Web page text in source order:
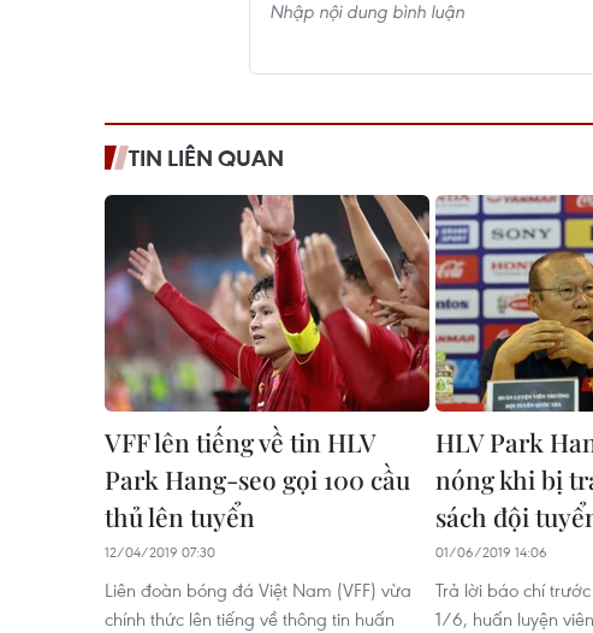
TIN LIÊN QUAN
VFF lên tiếng về tin HLV
Park Hang-seo gọi 100 cầu
thủ lên tuyển
12/04/2019 07:30
Liên đoàn bóng đá Việt Nam (VFF) vừa
chính thức lên tiếng về thông tin huấn
HLV Park
nóng khi bị
sách đội
01/06/2019 14:06
Trả lời báo chí
1/6, huấn luyện